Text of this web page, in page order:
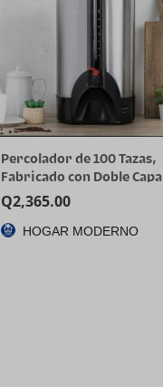
Percolador de 100 Tazas,
Fabricado con Doble Capa
de Acero Inoxidable
Q2,365.00
HOGAR MODERNO